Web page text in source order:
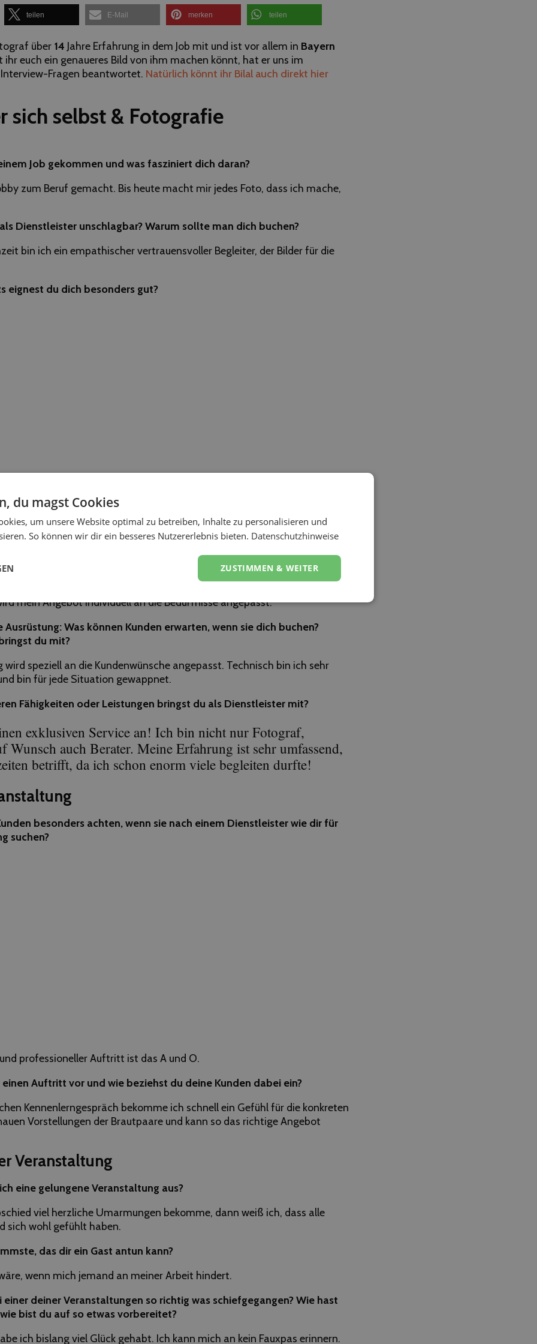
teilen E-Mail merken teilen
über 14 Jahre Erfahrung in dem Job mit und ist vor allem in Bayern
ihr euch ein genaueres Bild von ihm machen könnt, hat er uns im
Fragen beantwortet. Natürlich könnt ihr Bilal auch direkt hier
sich selbst & Fotografie
Job gekommen und was fasziniert dich daran?
zum Beruf gemacht. Bis heute macht mir jedes Foto, dass ich mache,
Dienstleister unschlagbar? Warum sollte man dich buchen?
bin ich ein empathischer vertrauensvoller Begleiter, der Bilder für die
eignest du dich besonders gut?
Emotionen und etwas Einzigartiges. Genau diese Geschichten will ich
festhalten.
dein Angebot? Z. B. welche Fotos machst du gerne?
mein Angebot individuell an die Bedürfnisse angepasst.
Ausrüstung: Was können Kunden erwarten, wenn sie dich buchen?
du mit?
wird speziell an die Kundenwünsche angepasst. Technisch bin ich sehr
bin für jede Situation gewappnet.
Fähigkeiten oder Leistungen bringst du als Dienstleister mit?
exklusiven Service an! Ich bin nicht nur Fotograf,
Wunsch auch Berater. Meine Erfahrung ist sehr umfassend,
betrifft, da ich schon enorm viele begleiten durfte!
besonders achten, wenn sie nach einem Dienstleister wie dir für
suchen?
professioneller Auftritt ist das A und O.
Auftritt vor und wie beziehst du deine Kunden dabei ein?
Kennenlerngespräch bekomme ich schnell ein Gefühl für die konkreten
Vorstellungen der Brautpaare und kann so das richtige Angebot
Veranstaltung
eine gelungene Veranstaltung aus?
viel herzliche Umarmungen bekomme, dann weiß ich, dass alle
sich wohl gefühlt haben.
das dir ein Gast antun kann?
wenn mich jemand an meiner Arbeit hindert.
deiner Veranstaltungen so richtig was schiefgegangen? Wie hast
bist du auf so etwas vorbereitet?
ich bislang viel Glück gehabt. Ich kann mich an kein Fauxpas erinnern.
du magst Cookies
um unsere Website optimal zu betreiben, Inhalte zu personalisieren und
So können wir dir ein besseres Nutzererlebnis bieten. Datenschutzhinweise
ZUSTIMMEN & WEITER